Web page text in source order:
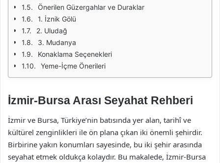
Önerilen Güzergahlar ve Duraklar
1. İznik Gölü
2. Uludağ
3. Mudanya
Konaklama Seçenekleri
Yeme-İçme Önerileri
İzmir-Bursa Arası Seyahat Rehberi
İzmir ve Bursa, Türkiye’nin batısında yer alan, tarihî ve
kültürel zenginlikleri ile ön plana çıkan iki önemli şehirdir.
Birbirine yakın konumları sayesinde, bu iki şehir arasında
seyahat etmek oldukça kolaydır. Bu makalede, İzmir-Bursa